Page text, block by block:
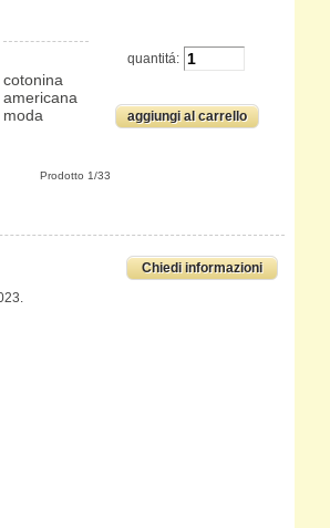
quantitá:
cotonina
americana
moda
Prodotto 1/33
Chiedi informazioni